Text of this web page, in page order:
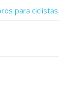
para ciclistas